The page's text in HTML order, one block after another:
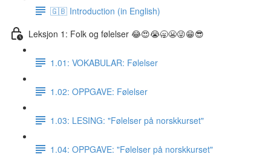
🇬🇧 Introduction (in English)
Leksjon 1: Folk og følelser 😂😍😭🥱😬😜😁😎
1.01: VOKABULAR: Følelser
1.02: OPPGAVE: Følelser
1.03: LESING: "Følelser på norskkurset"
1.04: OPPGAVE: "Følelser på norskkurset"